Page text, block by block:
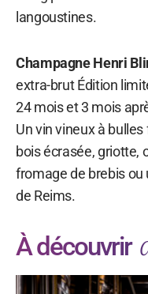
langoustines.
Champagne Henri
extra-brut Édition
24 mois et 3 mois
Un vin vineux à
bois écrasée, griotte,
fromage de brebis
de Reims.
À découvrir